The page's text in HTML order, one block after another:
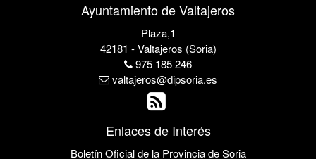
Ayuntamiento de Valtajeros
Plaza,1
42181 - Valtajeros (Soria)
975 185 246
valtajeros@dipsoria.es
Enlaces de Interés
Boletín Oficial de la Provincia de Soria